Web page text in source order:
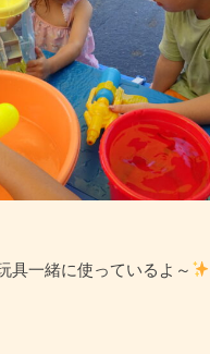
具一緒に使っているよ～